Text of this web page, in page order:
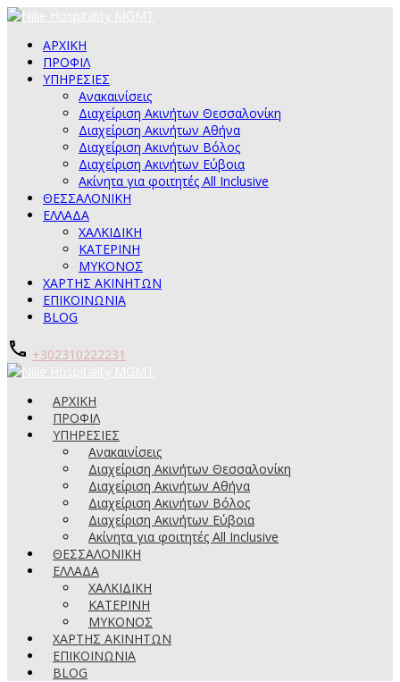
ΑΡΧΙΚΗ
ΠΡΟΦΙΛ
ΥΠΗΡΕΣΙΕΣ
Ανακαινίσεις
Διαχείριση Ακινήτων Θεσσαλονίκη
Διαχείριση Ακινήτων Αθήνα
Διαχείριση Ακινήτων Βόλος
Διαχείριση Ακινήτων Εύβοια
Ακίνητα για φοιτητές All Inclusive
ΘΕΣΣΑΛΟΝΙΚΗ
ΕΛΛΑΔΑ
ΧΑΛΚΙΔΙΚΗ
ΚΑΤΕΡΙΝΗ
ΜΥΚΟΝΟΣ
ΧΑΡΤΗΣ ΑΚΙΝΗΤΩΝ
ΕΠΙΚΟΙΝΩΝΙΑ
BLOG
+302310222231
ΑΡΧΙΚΗ
ΠΡΟΦΙΛ
ΥΠΗΡΕΣΙΕΣ
Ανακαινίσεις
Διαχείριση Ακινήτων Θεσσαλονίκη
Διαχείριση Ακινήτων Αθήνα
Διαχείριση Ακινήτων Βόλος
Διαχείριση Ακινήτων Εύβοια
Ακίνητα για φοιτητές All Inclusive
ΘΕΣΣΑΛΟΝΙΚΗ
ΕΛΛΑΔΑ
ΧΑΛΚΙΔΙΚΗ
ΚΑΤΕΡΙΝΗ
ΜΥΚΟΝΟΣ
ΧΑΡΤΗΣ ΑΚΙΝΗΤΩΝ
ΕΠΙΚΟΙΝΩΝΙΑ
BLOG